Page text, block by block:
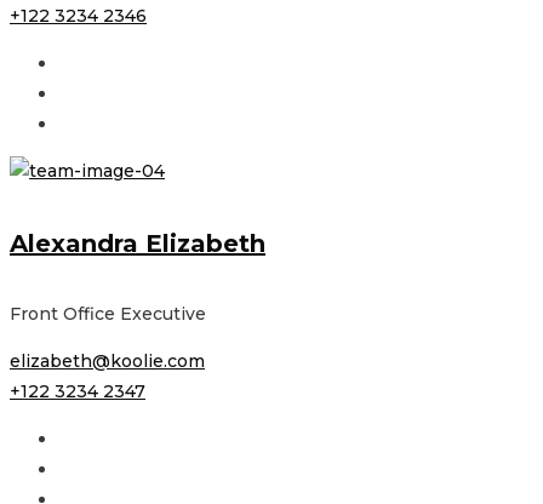
+122 3234 2346
Alexandra Elizabeth
Front Office Executive
elizabeth@koolie.com
+122 3234 2347